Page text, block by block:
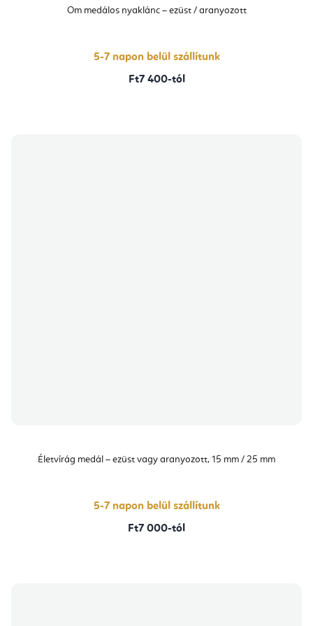
Om medálos nyaklánc – ezüst / aranyozott
5-7 napon belül szállítunk
Ft7 400-tól
Életvirág medál – ezüst vagy aranyozott, 15 mm / 25 mm
5-7 napon belül szállítunk
Ft7 000-tól